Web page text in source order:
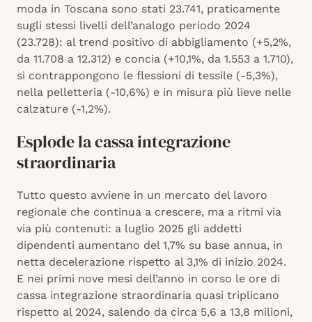
moda in Toscana sono stati 23.741, praticamente
sugli stessi livelli dell’analogo periodo 2024
(23.728): al trend positivo di abbigliamento (+5,2%,
da 11.708 a 12.312) e concia (+10,1%, da 1.553 a 1.710),
si contrappongono le flessioni di tessile (-5,3%),
nella pelletteria (-10,6%) e in misura più lieve nelle
calzature (-1,2%).
Esplode la cassa integrazione
straordinaria
Tutto questo avviene in un mercato del lavoro
regionale che continua a crescere, ma a ritmi via
via più contenuti: a luglio 2025 gli addetti
dipendenti aumentano del 1,7% su base annua, in
netta decelerazione rispetto al 3,1% di inizio 2024.
E nei primi nove mesi dell’anno in corso le ore di
cassa integrazione straordinaria quasi triplicano
rispetto al 2024, salendo da circa 5,6 a 13,8 milioni,